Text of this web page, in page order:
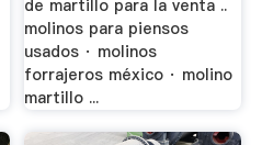
de martillo para la venta ..
molinos para piensos
usados · molinos
forrajeros méxico · molino
martillo ...